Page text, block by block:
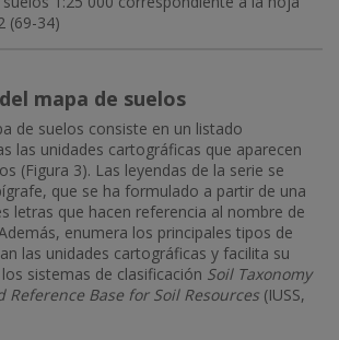
(69-34)
mapa de suelos
de suelos consiste en un listado
las unidades cartográficas que aparecen
(Figura 3). Las leyendas de la serie se
que se ha formulado a partir de una
letras que hacen referencia al nombre de
enumera los principales tipos de
las unidades cartográficas y facilita su
sistemas de clasificación Soil Taxonomy
Reference Base for Soil Resources (IUSS,